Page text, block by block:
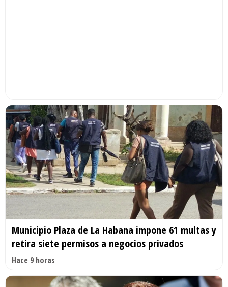
Municipio Plaza de La Habana impone 61 multas y
retira siete permisos a negocios privados
Hace 9 horas